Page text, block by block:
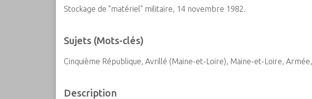
Stockage de "matériel" militaire, 14 novembre 1982.
Sujets (Mots-clés)
Cinquième République, Avrillé (Maine-et-Loire), Maine-et-Loire, Armée,
Description